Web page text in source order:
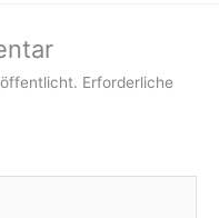
Erforderliche